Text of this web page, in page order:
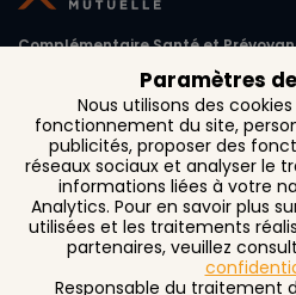
Complémentaire Santé et
1, rue d'Austerlitz CS 27 261
31072 Toulouse Cedex 6
Contact
Paramètres
Nous utilisons des
fonctionnement du site,
publicités, proposer des
réseaux sociaux et analyser le
informations liées à votre
Analytics. Pour en savoir plus
utilisées et les traitements
partenaires, veuillez
Responsable du traitement